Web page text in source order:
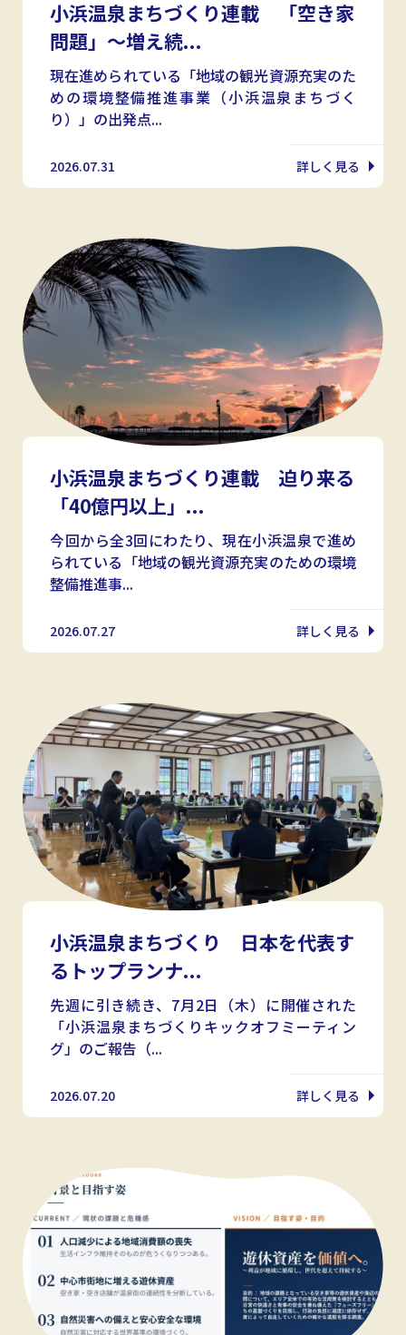
小浜温泉まちづくり連載 「空き家
問題」〜増え続...
現在進められている「地域の観光資源充実のた
めの環境整備推進事業（小浜温泉まちづく
り）」の出発点...
2026.07.31 詳しく見る
小浜温泉まちづくり連載 迫り来る
「40億円以上」...
今回から全3回にわたり、現在小浜温泉で進め
られている「地域の観光資源充実のための環境
整備推進事...
2026.07.27 詳しく見る
小浜温泉まちづくり 日本を代表す
るトップランナ...
先週に引き続き、7月2日（木）に開催された
「小浜温泉まちづくりキックオフミーティン
グ」のご報告（...
2026.07.20 詳しく見る